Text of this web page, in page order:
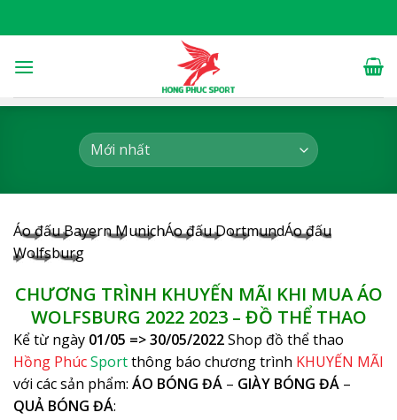
to
Áo đấu Bayern MunichÁo đấu DortmundÁo đấu
Wolfsburg
CHƯƠNG TRÌNH KHUYẾN MÃI KHI MUAÁO
WOLFSBURG 20222023 – ĐỒ THỂ THAO
Kể từ ngày 01/05 => 30/05/2022Shop đồ thể thao
Hồng PhúcSportthông báo chương trình KHUYẾN MÃI
với các sản phẩm: ÁO BÓNG ĐÁ – GIÀY BÓNG ĐÁ –
QUẢ BÓNG ĐÁ: